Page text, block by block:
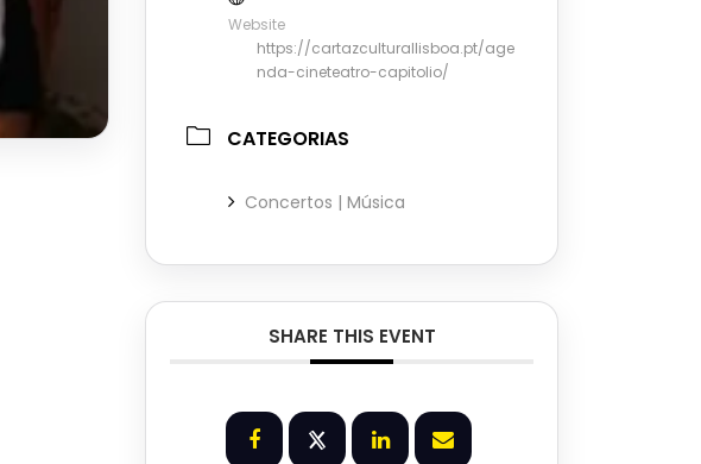
Website
https://cartazculturallisboa.pt/age
nda-cineteatro-capitolio/
CATEGORIAS
Concertos | Música
SHARE THIS EVENT